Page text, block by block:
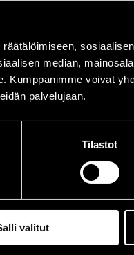
median,
voivat
palvelujaan.
Tilastot
valitut
2010